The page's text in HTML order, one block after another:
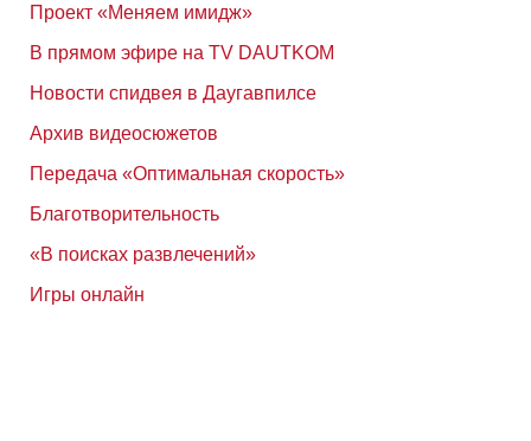
Проект «Меняем имидж»
В прямом эфире на TV DAUTKOM
Новости спидвея в Даугавпилсе
Архив видеосюжетов
Передача «Оптимальная скорость»
Благотворительность
«В поисках развлечений»
Игры онлайн